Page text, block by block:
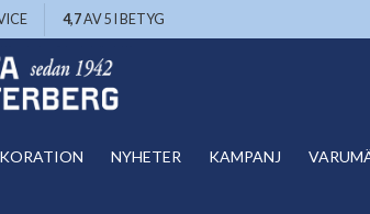
4,7AV 5 I BETYG
NYHETER KAMPANJ